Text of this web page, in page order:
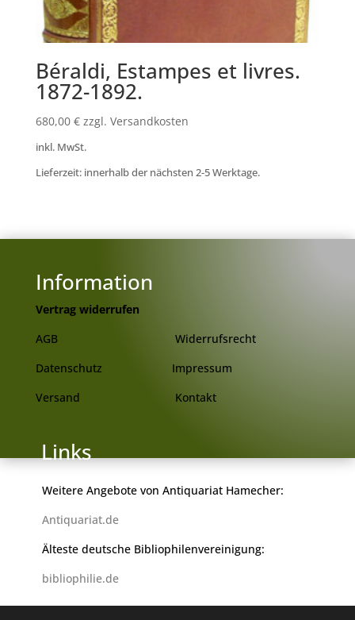
Béraldi, Estampes et livres.
1872-1892.
680,00 € zzgl. Versandkosten
inkl. MwSt.
Lieferzeit: innerhalb der nächsten 2-5 Werktage.
Information
Vertrag widerrufen
AGB
Widerrufsrecht
Datenschutz
Impressum
Versand
Kontakt
Links
Weitere Angebote von Antiquariat Hamecher:
Antiquariat.de
Älteste deutsche Bibliophilenvereinigung:
bibliophilie.de